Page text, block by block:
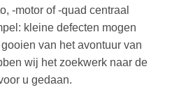
-motor of -quad centraal
kleine defecten mogen
van het avontuur van
wij het zoekwerk naar de
u gedaan.